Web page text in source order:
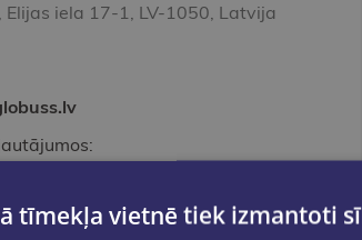
Elijas iela 17-1, LV-1050, Latvija
25615675
tīmekļa vietnē tiek izmantoti